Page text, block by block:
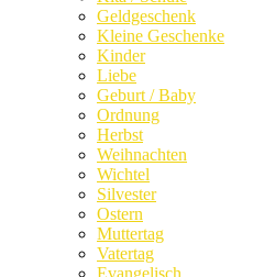
Geldgeschenk
Kleine Geschenke
Kinder
Liebe
Geburt / Baby
Ordnung
Herbst
Weihnachten
Wichtel
Silvester
Ostern
Muttertag
Vatertag
Evangelisch